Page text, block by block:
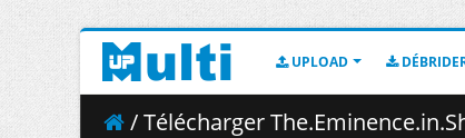
UPLOAD
/ Télécharger